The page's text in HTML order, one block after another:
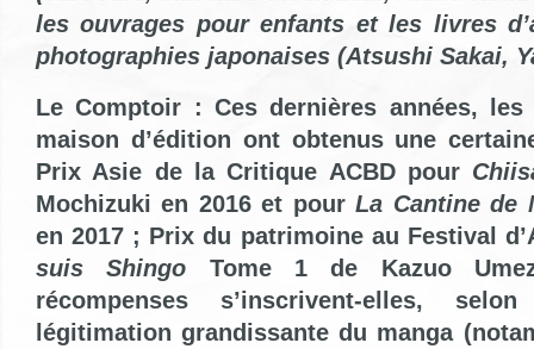
les ouvrages pour enfants et les livres
photographies japonaises (Atsushi Sakai,
Le Comptoir : Ces dernières années,
maison d’édition ont obtenus une
Prix Asie de la Critique ACBD pour
Mochizuki en 2016 et pourLa Cantine de
en 2017 ; Prix du patrimoine au Festival
suis Shingo Tome 1 de Kazuo
récompenses s’inscrivent-elles,
légitimation grandissante du manga